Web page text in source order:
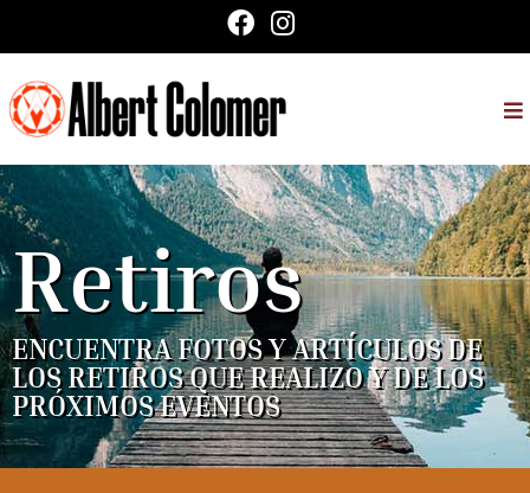
Retiros
ENCUENTRA FOTOS Y ARTÍCULOS DE
LOS RETIROS QUE REALIZO Y DE LOS
PRÓXIMOS EVENTOS